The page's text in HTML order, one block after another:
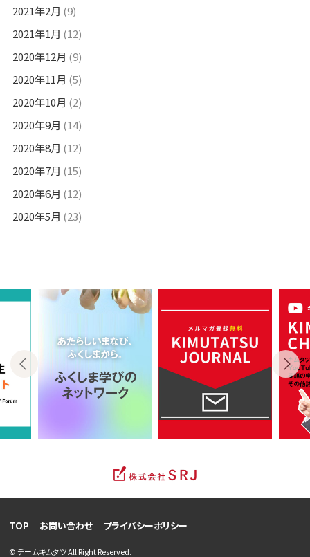
2021年2月 (9)
2021年1月 (12)
2020年12月 (9)
2020年11月 (5)
2020年10月 (2)
2020年9月 (14)
2020年8月 (12)
2020年7月 (15)
2020年6月 (12)
2020年5月 (23)
TOP お問い合わせ プライバシーポリシー
© チームキムタツ All Right Reserved.